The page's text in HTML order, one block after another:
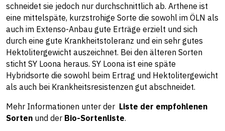
schneidet sie jedoch nur durchschnittlich ab. Arthene ist
eine mittelspäte, kurzstrohige Sorte die sowohl im ÖLN als
auch im Extenso-Anbau gute Erträge erzielt und sich
durch eine gute Krankheitstoleranz und ein sehr gutes
Hektolitergewicht auszeichnet. Bei den älteren Sorten
sticht SY Loona heraus. SY Loona ist eine späte
Hybridsorte die sowohl beim Ertrag und Hektolitergewicht
als auch bei Krankheitsresistenzen gut abschneidet.
Mehr Informationen unter der Liste der empfohlenen
Sorten und der Bio-Sortenliste.